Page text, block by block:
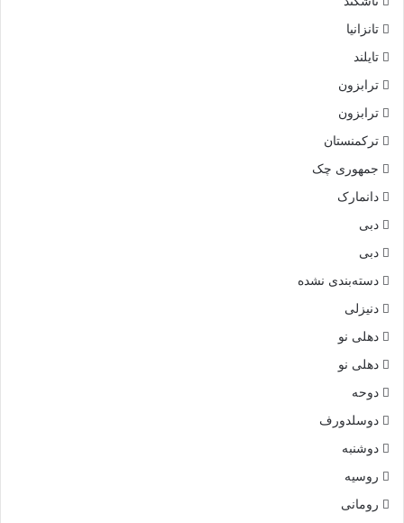
تانزانیا
تایلند
ترابزون
ترابزون
ترکمنستان
جمهوری چک
دانمارک
دبی
دبی
دسته‌بندی نشده
دنیزلی
دهلی نو
دهلی نو
دوحه
دوسلدورف
دوشنبه
روسیه
رومانی